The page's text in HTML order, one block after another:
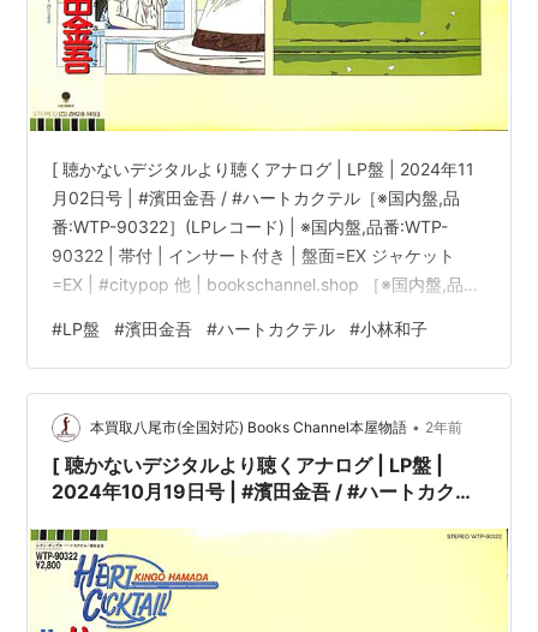
[ 聴かないデジタルより聴くアナログ | LP盤 | 2024年11
月02日号 | #濱田金吾 / #ハートカクテル［※国内盤,品
番:WTP-90322］(LPレコード) | ※国内盤,品番:WTP-
90322 | 帯付 | インサート付き | 盤面=EX ジャケット
=EX | #citypop 他 | bookschannel.shop ［※国内盤,品
傷み有]［盤面=EX］［ジャケット=EX]［※保護内袋を新
品交換して配送致します］※［店舗併売の為、時間差で売
切れの場合がございます。何卒ご了承の上ご注文をお願
い申し上げます］ […
#LP盤 #濱田金吾 #ハートカクテル #小林和子
本買取八尾市(全国対応) Books Channel本屋物語 • 2年前
[ 聴かないデジタルより聴くアナログ | LP盤 |
2024年10月19日号 | #濱田金吾 / #ハートカクテ
※国内盤,品番:WTP-90322 | 帯付 | インサート付
き | 盤面=EX ジャケット=EX | #citypop 他 |